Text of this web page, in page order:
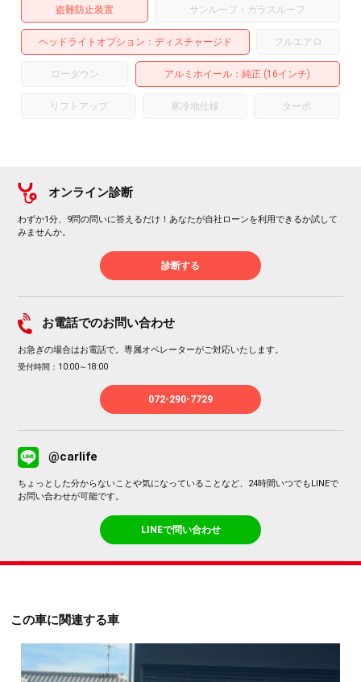
盗難防止装置 サンルーフ・ガラスルーフ
ヘッドライトオプション ディスチャージド フルエアロ
ローダウン アルミホイール ：純正 (16インチ)
リフトアップ 寒冷地仕様 ターボ
オンライン診断
わずか1分、9問の問いに答えるだけ！あなたが自社ローンを利用できるか試して
みませんか。
診断する
お電話でのお問い合わせ
お急ぎの場合はお電話で。専属オペレーターがご対応いたします。
受付時間：10:00～18:00
072-290-7729
@carlife
ちょっとした分からないことや気になっていることなど、24時間いつでもLINEで
お問い合わせが可能です。
LINEで問い合わせ
この車に関連する車